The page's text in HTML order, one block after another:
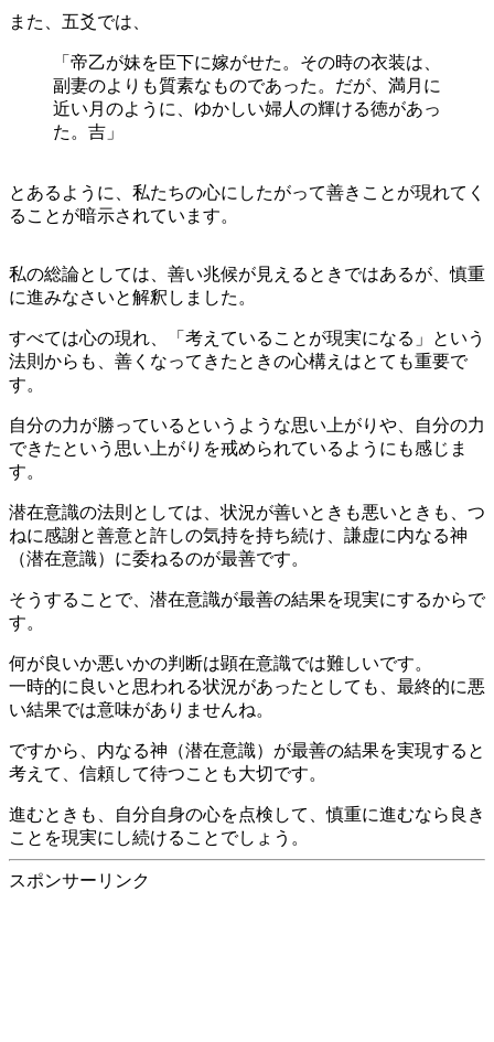
また、五爻では、
「帝乙が妹を臣下に嫁がせた。その時の衣装は、
副妻のよりも質素なものであった。だが、満月に
近い月のように、ゆかしい婦人の輝ける徳があっ
た。吉」
とあるように、私たちの心にしたがって善きことが現れてく
ることが暗示されています。
私の総論としては、善い兆候が見えるときではあるが、慎重
に進みなさいと解釈しました。
すべては心の現れ、「考えていることが現実になる」という
法則からも、善くなってきたときの心構えはとても重要で
す。
自分の力が勝っているというような思い上がりや、自分の力
できたという思い上がりを戒められているようにも感じま
す。
潜在意識の法則としては、状況が善いときも悪いときも、つ
ねに感謝と善意と許しの気持を持ち続け、謙虚に内なる神
（潜在意識）に委ねるのが最善です。
そうすることで、潜在意識が最善の結果を現実にするからで
す。
何が良いか悪いかの判断は顕在意識では難しいです。
一時的に良いと思われる状況があったとしても、最終的に悪
い結果では意味がありませんね。
ですから、内なる神（潜在意識）が最善の結果を実現すると
考えて、信頼して待つことも大切です。
進むときも、自分自身の心を点検して、慎重に進むなら良き
ことを現実にし続けることでしょう。
スポンサーリンク